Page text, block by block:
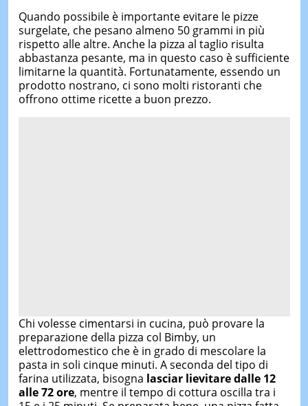
Quando possibile è importante evitare le pizze
surgelate, che pesano almeno 50 grammi in più
rispetto alle altre. Anche la pizza al taglio risulta
abbastanza pesante, ma in questo caso è sufficiente
limitarne la quantità. Fortunatamente, essendo un
prodotto nostrano, ci sono molti ristoranti che
offrono ottime ricette a buon prezzo.
Chi volesse cimentarsi in cucina, può provare la
preparazione della pizza col Bimby, un
elettrodomestico che è in grado di mescolare la
pasta in soli cinque minuti. A seconda del tipo di
farina utilizzata, bisogna lasciar lievitare dalle 12
alle 72 ore, mentre il tempo di cottura oscilla tra i